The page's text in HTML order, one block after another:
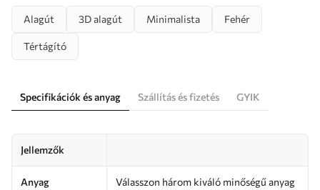
Alagút 3D alagút Minimalista Fehér
Tértágító
Specifikációk és anyag Szállítás és fizetés GYIK
Jellemzők
Anyag
Válasszon három kiváló minőségű anyag